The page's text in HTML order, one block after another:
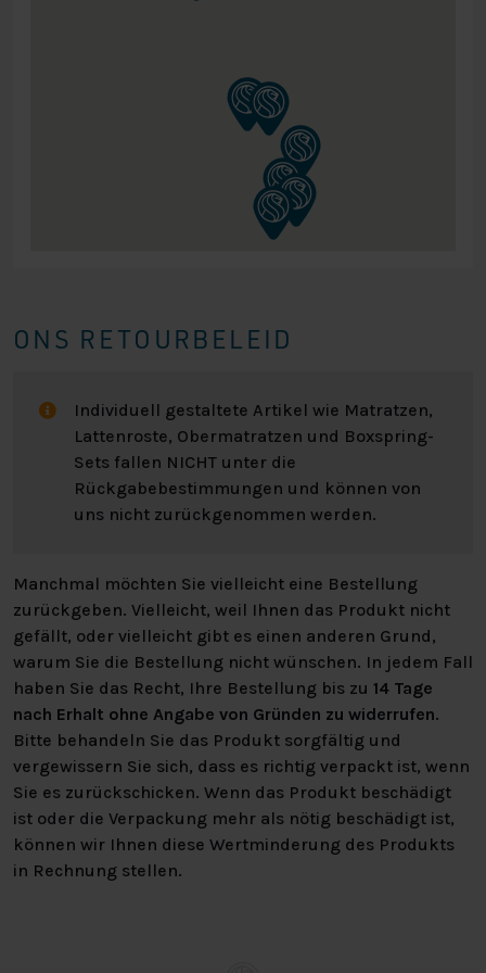
neue Matratze gewöhnen muss. Wenn du den
Umtauschservice innerhalb dieses Zeitraums (30
bis 100 Tage) in Anspruch nehmen möchtest, wird
eine Gebühr von 75 € pro Matratze für den
Austausch bei dir zu Hause erhoben. Bei weiteren
Fragen kannst du uns jederzeit kontaktieren.
ONS RETOURBELEID
Individuell gestaltete Artikel wie Matratzen,
Lattenroste, Obermatratzen und Boxspring-
Sets fallen NICHT unter die
Rückgabebestimmungen und können von
uns nicht zurückgenommen werden.
Manchmal möchten Sie vielleicht eine Bestellung
zurückgeben. Vielleicht, weil Ihnen das Produkt nicht
gefällt, oder vielleicht gibt es einen anderen Grund,
warum Sie die Bestellung nicht wünschen. In jedem Fall
haben Sie das Recht, Ihre Bestellung bis zu 14 Tage
nach Erhalt ohne Angabe von Gründen zu widerrufen.
Bitte behandeln Sie das Produkt sorgfältig und
vergewissern Sie sich, dass es richtig verpackt ist, wenn
Sie es zurückschicken. Wenn das Produkt beschädigt
ist oder die Verpackung mehr als nötig beschädigt ist,
können wir Ihnen diese Wertminderung des Produkts
in Rechnung stellen.